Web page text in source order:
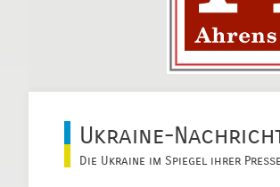
Ukraine-
Die Ukraine im Spiegel ihrer Presse